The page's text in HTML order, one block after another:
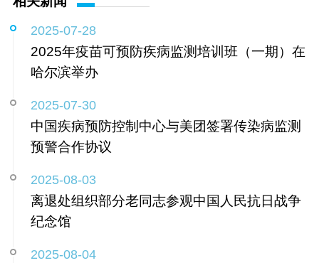
2025-07-28
2025年疫苗可预防疾病监测培训班（一期）在
哈尔滨举办
2025-07-30
中国疾病预防控制中心与美团签署传染病监测
预警合作协议
2025-08-03
离退处组织部分老同志参观中国人民抗日战争
纪念馆
2025-08-04